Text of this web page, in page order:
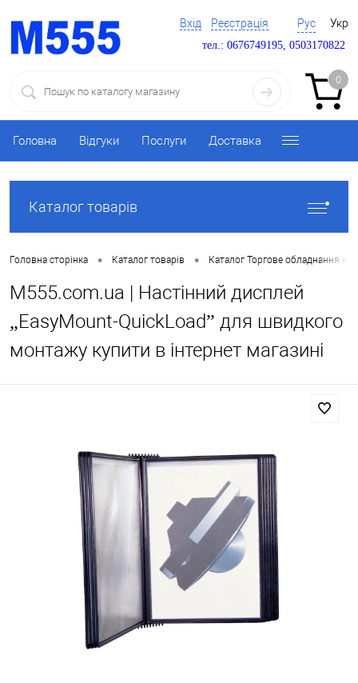
Вхід Реєстрація Рус Укр
тел.: 0676749195, 0503170822
0
Головна Відгуки Послуги Доставка
Каталог товарів
Головна сторінка • Каталог товарів • Каталог Торгове обладнання
M555.com.ua | Настінний дисплей
„EasyMount-QuickLoad” для швидкого
монтажу купити в інтернет магазині